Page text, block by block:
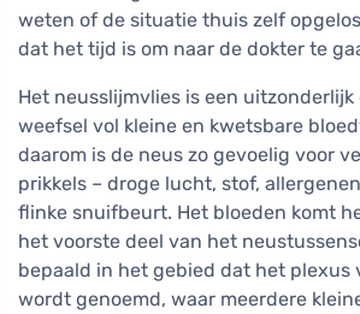
weten of de situatie thuis zelf
dat het tijd is om naar de dokter te
Het neusslijmvlies is een
weefsel vol kleine en kwetsbare
daarom is de neus zo gevoelig voor
prikkels – droge lucht, stof,
flinke snuifbeurt. Het bloeden komt
het voorste deel van het
bepaald in het gebied dat het plexus
wordt genoemd, waar meerdere